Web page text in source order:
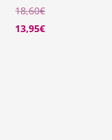
18,60€
13,95€